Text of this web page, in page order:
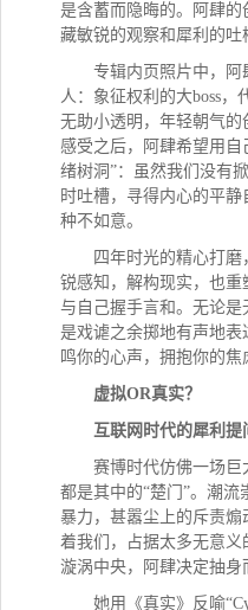
是含蓄而隐晦的。阿肆
藏敏锐的观察和犀利的吐
专辑内页照片中，阿
人：象征权利的大boss，
无助小透明，年轻朝气
感受之后，阿肆希望用
绪树洞”：虽然我们没有
时吐槽，寻得内心的平
种不如意。
四年时光的精心打
锐感知，解构现实，也
与自己握手言和。无论
是戏谑之余掷地有声地
鸣你的心声，拥抱你的焦
虚拟OR真实？
互联网时代的犀利提
赛博时代仿佛一场巨
都是其中的“楚门”。潮流
暴力，甚嚣尘上的斥责
着我们，占据太多无意
漩涡中央，阿肆决定抽身
她用《真实》反喻